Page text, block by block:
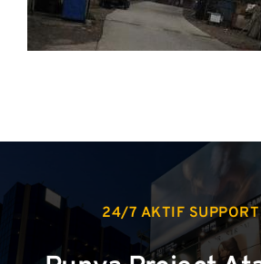
24/7 AKTIF